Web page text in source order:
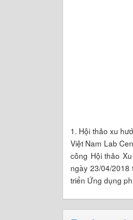
1. Hội thảo xu
Việt Nam Lab
công Hội thảo
ngày 23/04/
triển Ứng dụng